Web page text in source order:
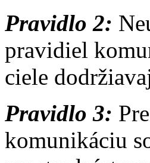
Pravidlo 2:
pravidiel
ciele
Pravidlo 3:
komunikáciu